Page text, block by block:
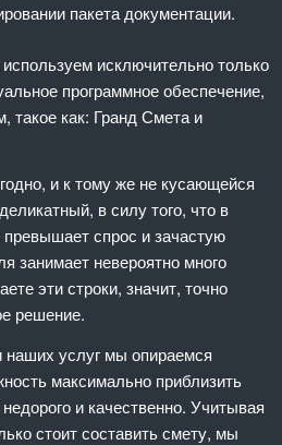
пакета документации.
исключительно только
программное обеспечение,
такое как: Гранд Смета и
и к тому же не кусающейся
в силу того, что в
спрос и зачастую
занимает невероятно много
эти строки, значит, точно
решение.
наших услуг мы опираемся
максимально приблизить
и качественно. Учитывая
стоит составить смету, мы